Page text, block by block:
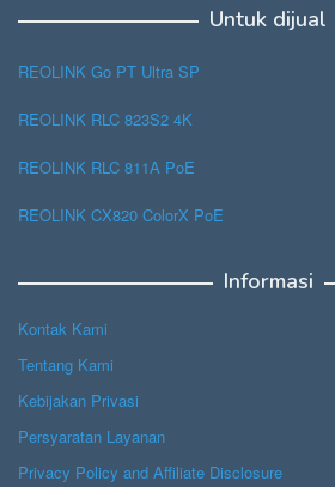
Untuk dijual
REOLINK Go PT Ultra SP
REOLINK RLC 823S2 4K
REOLINK RLC 811A PoE
REOLINK CX820 ColorX PoE
Informasi
Kontak Kami
Tentang Kami
Kebijakan Privasi
Persyaratan Layanan
Privacy Policy and Affiliate Disclosure